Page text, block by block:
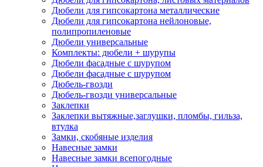
Дюбели для гипсокартона металлические
Дюбели для гипсокартона нейлоновые,
полипропиленовые
Дюбели универсальные
Комплекты: дюбели + шурупы
Дюбели фасадные с шурупом
Дюбели фасадные с шурупом
Дюбель-гвозди
Дюбель-гвозди универсальные
Заклепки
Заклепки вытяжные,заглушки, пломбы, гильза,
втулка
Замки, скобяные изделия
Навесные замки
Навесные замки всепогодные